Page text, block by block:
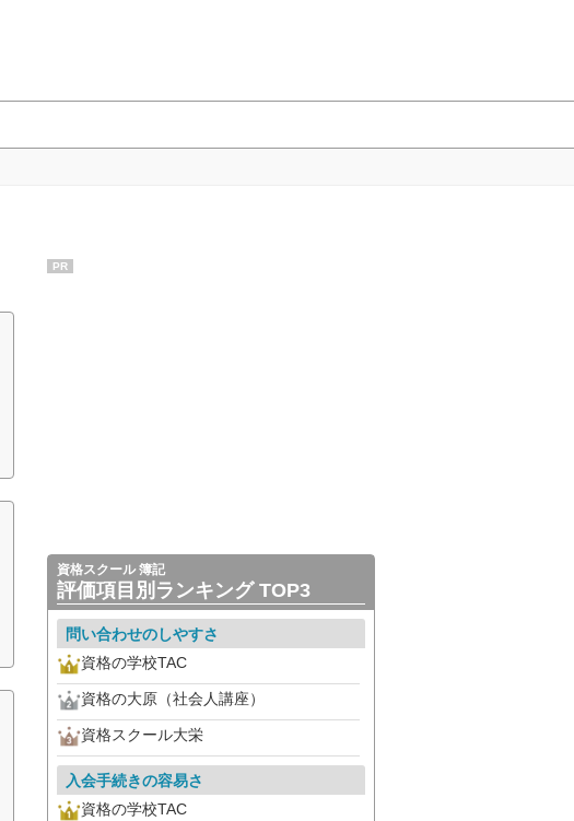
PR
資格スクール 簿記
評価項目別ランキング TOP3
問い合わせのしやすさ
資格の学校TAC
資格の大原（社会人講座）
資格スクール大栄
入会手続きの容易さ
資格の学校TAC